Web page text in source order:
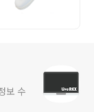
보 수